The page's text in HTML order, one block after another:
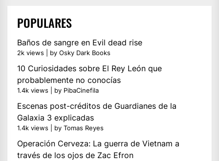
POPULARES
Baños de sangre en Evil dead rise
2k views by Osky Dark Books
10 Curiosidades sobre El Rey León que
probablemente no conocías
1.4k views by PibaCinefila
Escenas post-créditos de Guardianes de la
Galaxia 3 explicadas
1.4k views by Tomas Reyes
Operación Cerveza: La guerra de Vietnam a
través de los ojos de Zac Efron